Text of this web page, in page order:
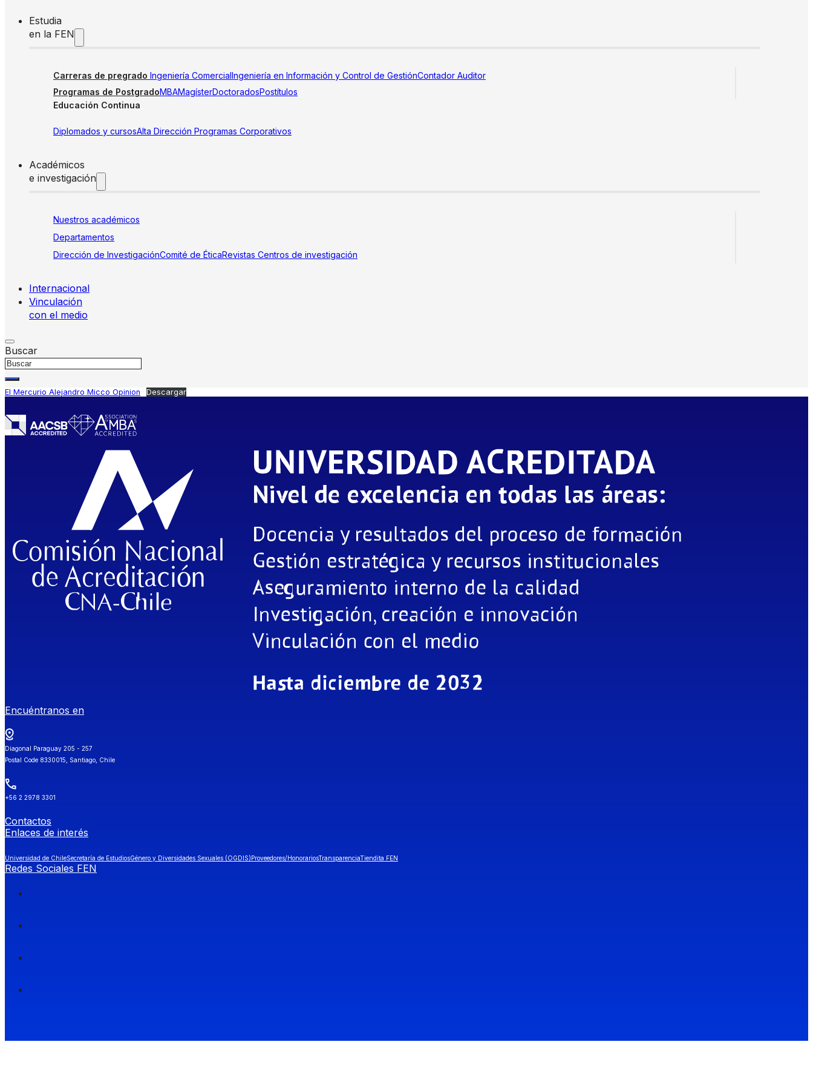
Estudia
en la FEN
Carreras de pregrado Ingeniería ComercialIngeniería en Información y Control de GestiónContador Auditor
Programas de PostgradoMBAMagísterDoctoradosPostítulos
Educación Continua
Diplomados y cursosAlta Dirección Programas Corporativos
Académicos
e investigación
Nuestros académicos
Departamentos
Dirección de InvestigaciónComité de ÉticaRevistas Centros de investigación
Internacional
Vinculación
con el medio
Buscar
El Mercurio Alejandro Micco Opinion Descargar
Encuéntranos en
Diagonal Paraguay 205 - 257
Postal Code 8330015, Santiago, Chile
+56 2 2978 3301
Contactos
Enlaces de interés
Universidad de ChileSecretaría de EstudiosGénero y Diversidades Sexuales (OGDIS)Proveedores/HonorariosTransparenciaTiendita FEN
Redes Sociales FEN